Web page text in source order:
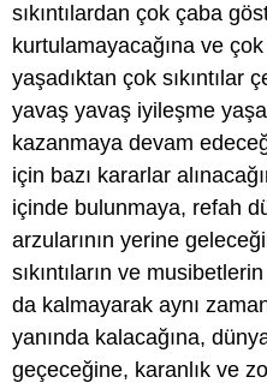
sıkıntılardan çok çaba
kurtulamayacağına ve
yaşadıktan çok sıkıntılar
yavaş yavaş iyileşme
kazanmaya devam
için bazı kararlar
içinde bulunmaya, refah
arzularının yerine
sıkıntıların ve
da kalmayarak aynı
yanında kalacağına,
geçeceğine, karanlık ve